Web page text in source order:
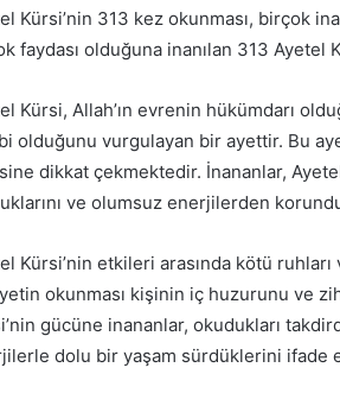
Kürsi’nin 313 kez okunması, birçok
faydası olduğuna inanılan 313
Kürsi, Allah’ın evrenin hükümdarı
olduğunu vurgulayan bir ayettir. Bu
dikkat çekmektedir. İnananlar,
ve olumsuz enerjilerden
Kürsi’nin etkileri arasında kötü
okunması kişinin iç huzurunu ve
gücüne inananlar, okudukları
dolu bir yaşam sürdüklerini ifade